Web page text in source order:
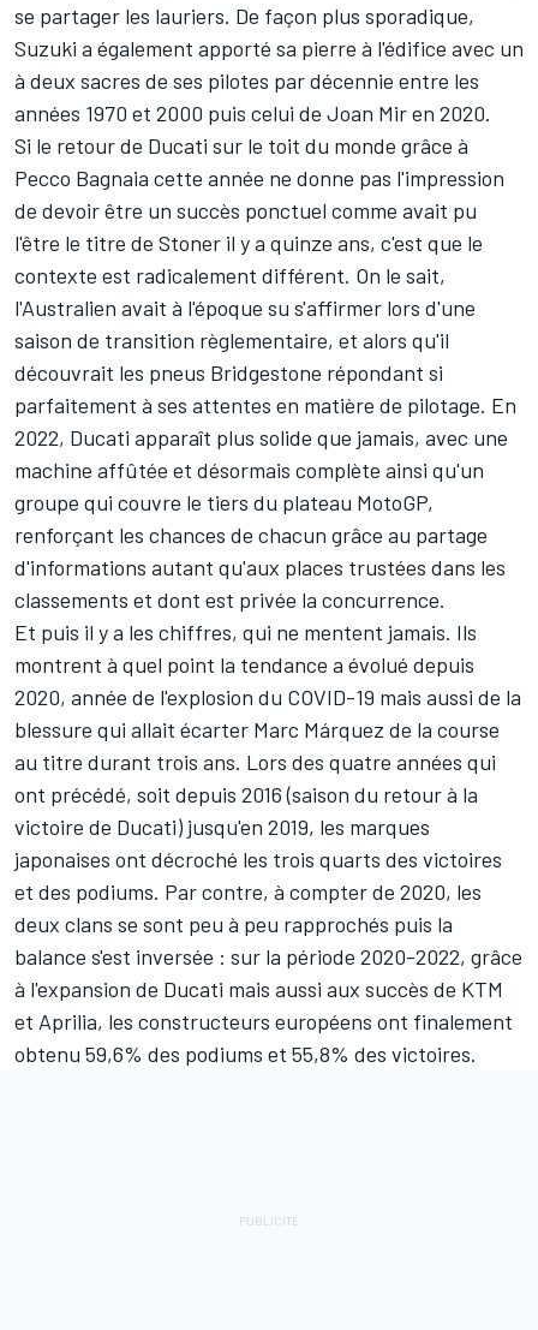
se partager les lauriers. De façon plus sporadique,
Suzuki a également apporté sa pierre à l'édifice avec un
à deux sacres de ses pilotes par décennie entre les
années 1970 et 2000 puis celui de Joan Miren 2020.
Si le retour de Ducati sur le toit du monde grâce à
Pecco Bagnaia cette année ne donne pas l'impression
de devoir être un succès ponctuel comme avait pu
l'être le titre de Stoner il y a quinze ans, c'est que le
contexte est radicalement différent. On le sait,
l'Australien avait à l'époque su s'affirmer lors d'une
saison de transition règlementaire, et alors qu'il
découvrait les pneus Bridgestone répondant si
parfaitement à ses attentes en matière de pilotage. En
2022, Ducati apparaît plus solide que jamais, avec une
machine affûtée et désormais complète ainsi qu'un
groupe qui couvre le tiers du plateau MotoGP,
renforçant les chances de chacun grâce au partage
d'informations autant qu'aux places trustées dans les
classements et dont est privée la concurrence.
Et puis il y a les chiffres, qui ne mentent jamais. Ils
montrent à quel point la tendance a évolué depuis
2020, année de l'explosion du COVID-19 mais aussi de la
blessure qui allait écarter Marc Márquez de la course
au titre durant trois ans. Lors des quatre années qui
ont précédé, soit depuis 2016 (saison du retour à la
victoire de Ducati) jusqu'en 2019, les marques
japonaises ont décroché les trois quarts des victoires
et des podiums. Par contre, à compter de 2020, les
deux clans se sont peu à peu rapprochés puis la
balance s'est inversée : sur la période 2020-2022, grâce
à l'expansion de Ducati mais aussi aux succès de KTM
et Aprilia, les constructeurs européens ont finalement
obtenu 59,6% des podiums et 55,8% des victoires.